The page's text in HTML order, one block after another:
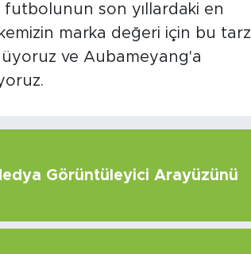
son yıllardaki en
marka değeri için bu tarz
ve Aubameyang'a
Görüntüleyici Arayüzünü